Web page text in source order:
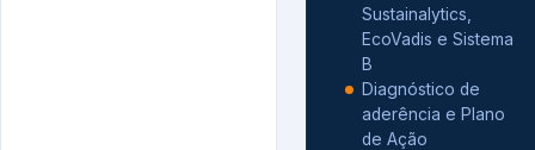
Sustainalytics,
EcoVadis e Sistema
B
Diagnóstico de
aderência e Plano
de Ação